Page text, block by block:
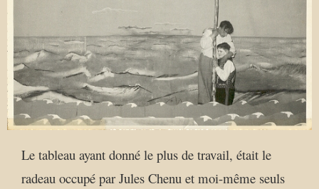
Le tableau ayant donné le plus de travail, était le
radeau occupé par Jules Chenu et moi-même seuls